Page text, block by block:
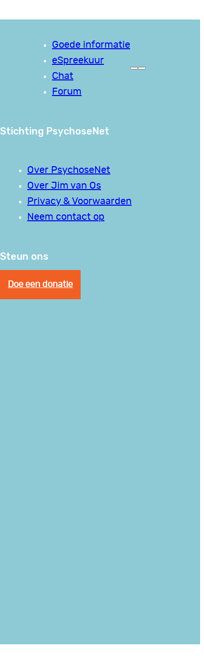
Goede informatie
eSpreekuur
Chat
Forum
Stichting PsychoseNet
Over PsychoseNet
Over Jim van Os
Privacy & Voorwaarden
Neem contact op
Steun ons
Doe een donatie